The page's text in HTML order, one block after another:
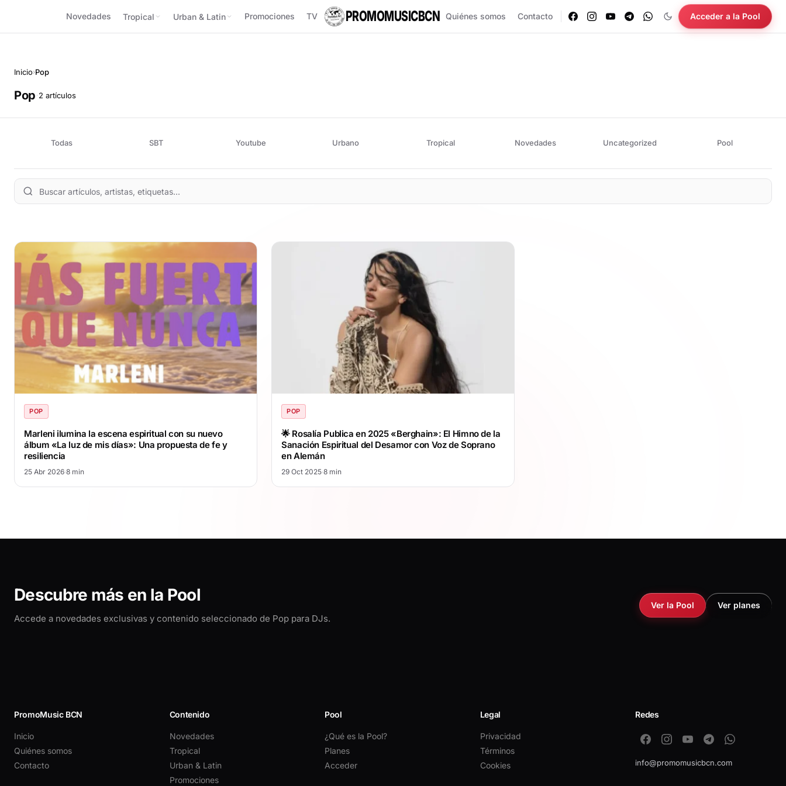
Novedades Tropical Urban & Latin Promociones TV PROMOMUSICBCN Quiénes somos Contacto Acceder a la Pool
Inicio›Pop
Pop·2 artículos
Todas SBT Youtube Urbano Tropical Novedades Uncategorized Pool
POP
Marleni ilumina la escena espiritual con su nuevo
álbum «La luz de mis días»: Una propuesta de fe y
resiliencia
25 Abr 2026·8 min
POP
🌟 Rosalía Publica en 2025 «Berghain»: El Himno de la
Sanación Espiritual del Desamor con Voz de Soprano
en Alemán
29 Oct 2025·8 min
Descubre más en la Pool
Accede a novedades exclusivas y contenido seleccionado de Pop para DJs.
Ver la Pool Ver planes
PromoMusic BCN
Inicio
Quiénes somos
Contacto
Contenido
Novedades
Tropical
Urban & Latin
Promociones
Pool
¿Qué es la Pool?
Planes
Acceder
Legal
Privacidad
Términos
Cookies
Redes
info@promomusicbcn.com